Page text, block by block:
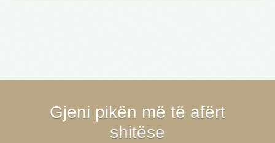
Gjeni pikën më të afërt
shitëse